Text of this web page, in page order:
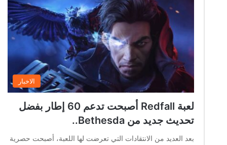
الاخبار
لعبة Redfall أصبحت تدعم 60 إطار بفضل
تحديث جديد من Bethesda..
بعد العديد من الانتقادات التي تعرضت لها اللعبة، أصبحت حصرية